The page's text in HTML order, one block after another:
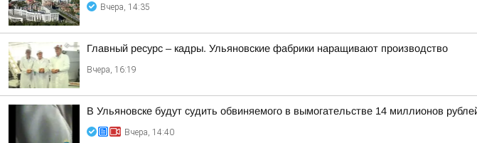
Вчера, 14:35
Главный ресурс – кадры. Ульяновские фабрики наращивают производство
Вчера, 16:19
В Ульяновске будут судить обвиняемого в вымогательстве 14 миллионов
Вчера, 14:40